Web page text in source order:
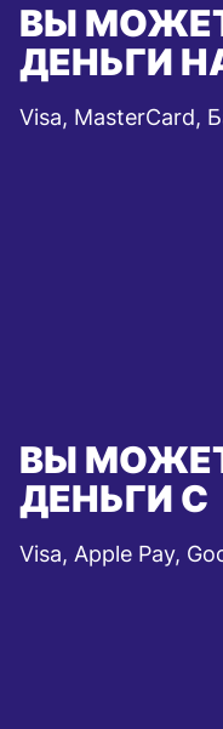
ВЫ
ДЕНЬГИ
Visa, MasterCard,
ВЫ
ДЕНЬГИ С
Visa, Apple Pay,